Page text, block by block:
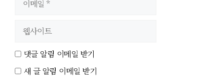
이
트
댓글 알림 이메일 받기
새 글 알림 이메일 받기